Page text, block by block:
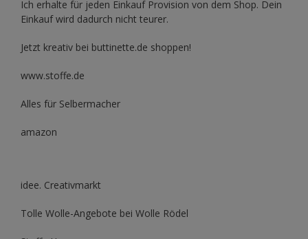
Ich erhalte für jeden Einkauf Provision von dem Shop. Dein
Einkauf wird dadurch nicht teurer.
Jetzt kreativ bei buttinette.de shoppen!
www.stoffe.de
Alles für Selbermacher
amazon
idee. Creativmarkt
Tolle Wolle-Angebote bei Wolle Rödel